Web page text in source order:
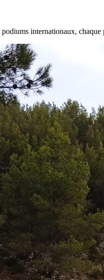
internationaux, chaque